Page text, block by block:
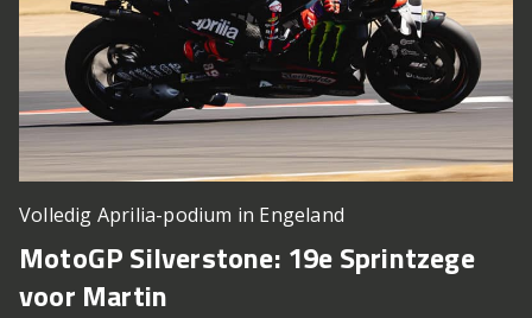
Volledig Aprilia-podium in Engeland
MotoGP Silverstone: 19e Sprintzege
voor Martin